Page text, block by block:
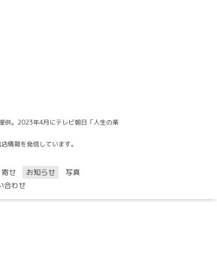
供。2023年4月にテレビ朝日「人生の楽
情報を発信しています。
せ お知らせ
写真
合わせ